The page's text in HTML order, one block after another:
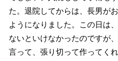
た。退院してからは、長男が
ようになりました。この日は
ないといけなかったのですが
言って、張り切って作って